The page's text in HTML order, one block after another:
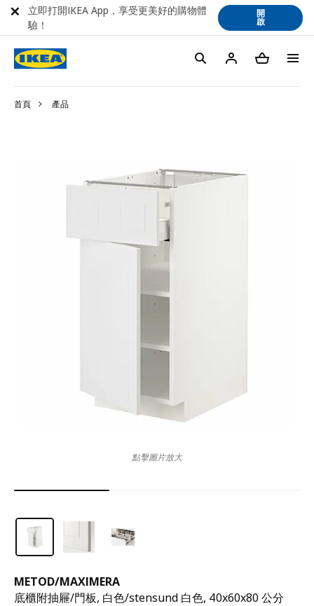
首頁 產品
METOD/MAXIMERA
底櫃附抽屜/門板, 白色/stensund 白色, 40x60x80 公分
點擊圖片放大
立即打開IKEA App，享受更美好的購物體
驗！
開
啟